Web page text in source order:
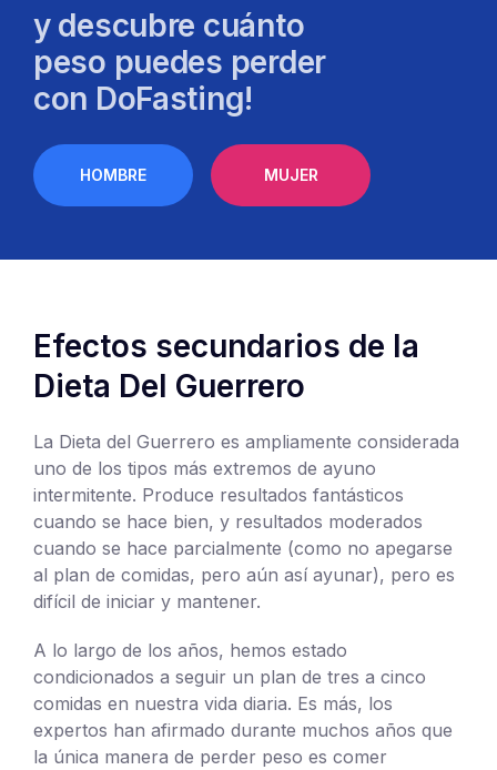
y descubre cuánto
peso puedes perder
con DoFasting!
HOMBRE MUJER
Efectos secundarios de la
Dieta Del Guerrero
La Dieta del Guerrero es ampliamente considerada
uno de los tipos más extremos de ayuno
intermitente. Produce resultados fantásticos
cuando se hace bien, y resultados moderados
cuando se hace parcialmente (como no apegarse
al plan de comidas, pero aún así ayunar), pero es
difícil de iniciar y mantener.
A lo largo de los años, hemos estado
condicionados a seguir un plan de tres a cinco
comidas en nuestra vida diaria. Es más, los
expertos han afirmado durante muchos años que
la única manera de perder peso es comer